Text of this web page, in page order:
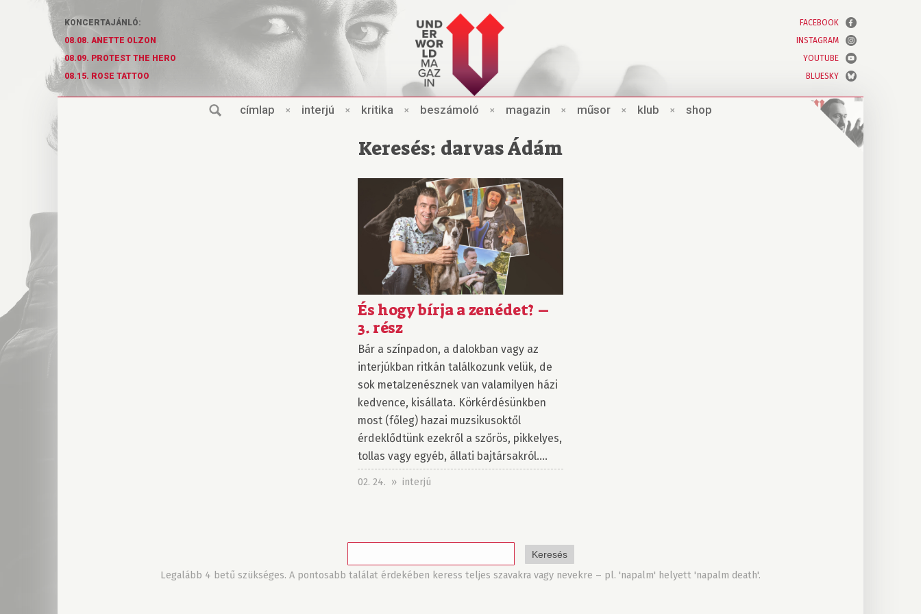
KONCERTAJÁNLÓ:
08.08. ANETTE OLZON
08.09. PROTEST THE HERO
08.15. ROSE TATTOO
FACEBOOK
INSTAGRAM
YOUTUBE
BLUESKY
címlap × interjú × kritika × beszámoló × magazin × műsor × klub × shop
Keresés: darvas Ádám
És hogy bírja a zenédet? –
3. rész
Bár a színpadon, a dalokban vagy az
interjúkban ritkán találkozunk velük, de
sok metalzenésznek van valamilyen házi
kedvence, kisállata. Körkérdésünkben
most (főleg) hazai muzsikusoktől
érdeklődtünk ezekről a szőrös, pikkelyes,
tollas vagy egyéb, állati bajtársakról....
02. 24. » interjú
Legalább 4 betű szükséges. A pontosabb találat érdekében keress teljes szavakra vagy nevekre – pl. 'napalm' helyett 'napalm death'.